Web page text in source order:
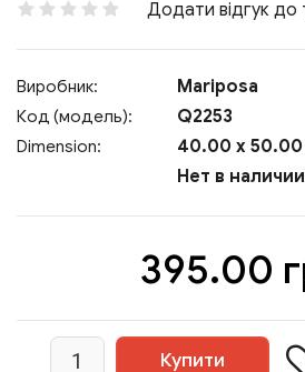
Додати відгук до
Виробник: Mariposa
Код (модель): Q2253
Dimension:
40.00 x
Нет в наличии
395.00